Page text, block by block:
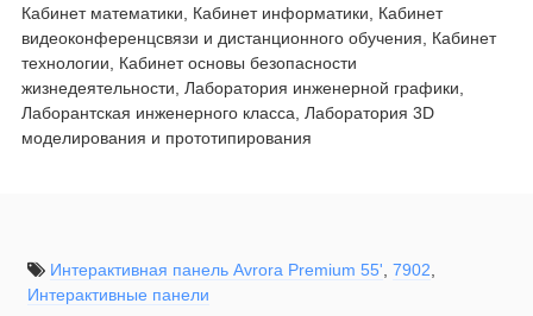
Кабинет математики, Кабинет информатики, Кабинет
видеоконференцсвязи и дистанционного обучения, Кабинет
технологии, Кабинет основы безопасности
жизнедеятельности, Лаборатория инженерной графики,
Лаборантская инженерного класса, Лаборатория 3D
моделирования и прототипирования
Интерактивная панель Avrora Premium 55' 7902
Интерактивные панели